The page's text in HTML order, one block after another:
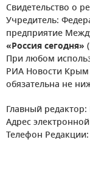
Свидетельство о
Учредитель:
предприятие
«Россия сегодня»
При любом
РИА Новости Крым
обязательна не
Главный редактор:
Адрес
Телефон Редакции: